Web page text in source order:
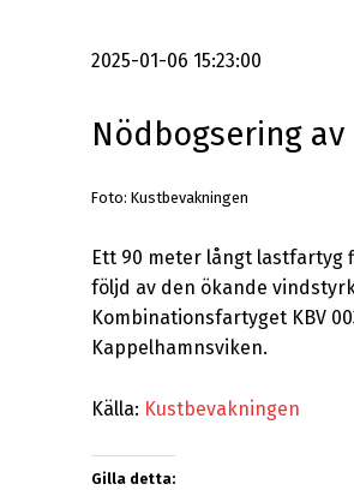
2025-01-06 15:23:00
Nödbogsering
Foto: Kustbevakningen
Ett 90 meter långt lastfartyg
följd av den ökande
Kombinationsfartyget KBV
Kappelhamnsviken.
Källa: Kustbevakningen
Gilla detta: